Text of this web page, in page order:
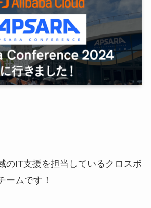
i
o
n
のIT支援を担当しているクロスボ
ームです！